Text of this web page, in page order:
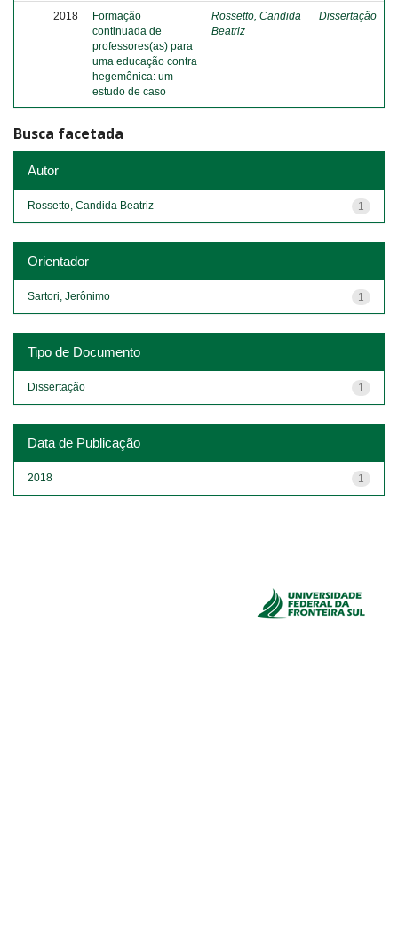
2018
Formação
continuada de
professores(as) para
uma educação contra
hegemônica: um
estudo de caso
Rossetto, Candida
Beatriz
Dissertação
Busca facetada
Autor
1
Rossetto, Candida Beatriz
Orientador
1
Sartori, Jerônimo
Tipo de Documento
1
Dissertação
Data de Publicação
1
2018